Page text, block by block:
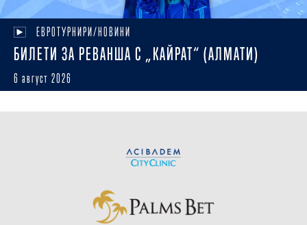
ЕВРОТУРНИРИ/НОВИНИ
БИЛЕТИ ЗА РЕВАНША С „КАЙРАТ“ (АЛМАТИ)
6 август 2026